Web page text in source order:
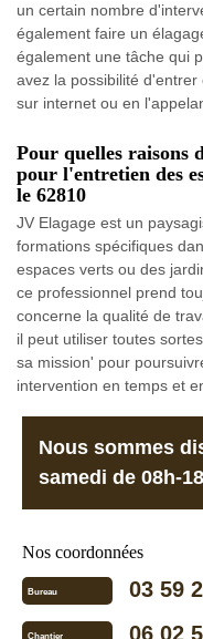
un certain nombre
également faire un
également une tâche qui
avez la possibilité
sur internet ou en
Pour quelles raisons
pour l'entretien des
le 62810
JV Elagage est un
formations spécifiques
espaces verts ou des
ce professionnel prend
concerne la qualité de
il peut utiliser toutes
sa mission' pour
intervention en temps et
Nous sommes
samedi de 08h-
Nos coordonnées
Bureau 03 59
Chantier 06 02